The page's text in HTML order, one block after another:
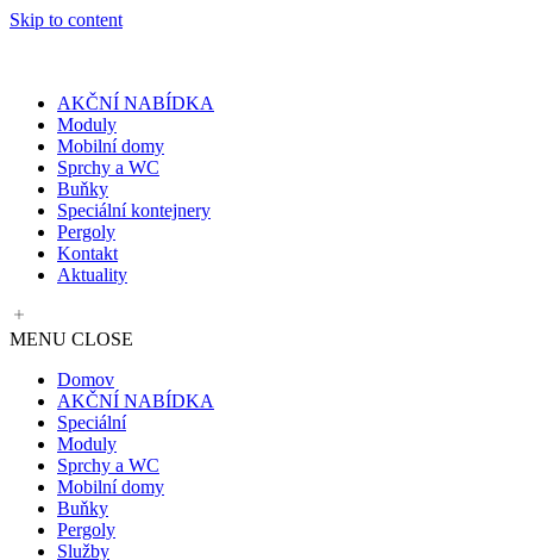
Skip to content
AKČNÍ NABÍDKA
Moduly
Mobilní domy
Sprchy a WC
Buňky
Speciální kontejnery
Pergoly
Kontakt
Aktuality
MENU CLOSE
Domov
AKČNÍ NABÍDKA
Speciální
Moduly
Sprchy a WC
Mobilní domy
Buňky
Pergoly
Služby